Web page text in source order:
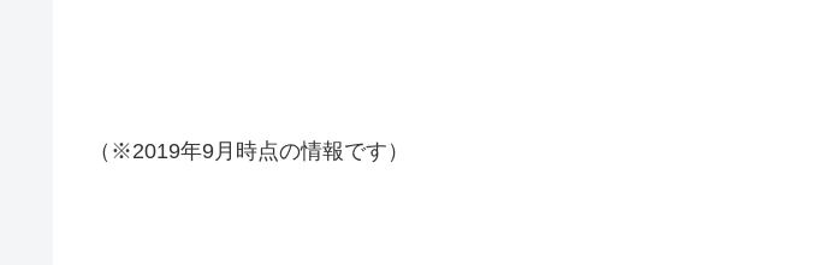
（※2019年9月時点の情報です）